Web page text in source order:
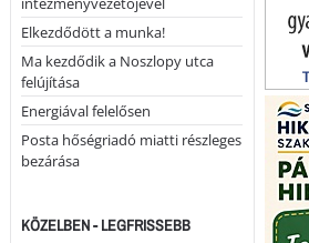
Elkezdődött a munka!
Ma kezdődik a Noszlopy utca
felújítása
Energiával felelősen
Posta hőségriadó miatti részleges
bezárása
KÖZELBEN - LEGFRISSEBB